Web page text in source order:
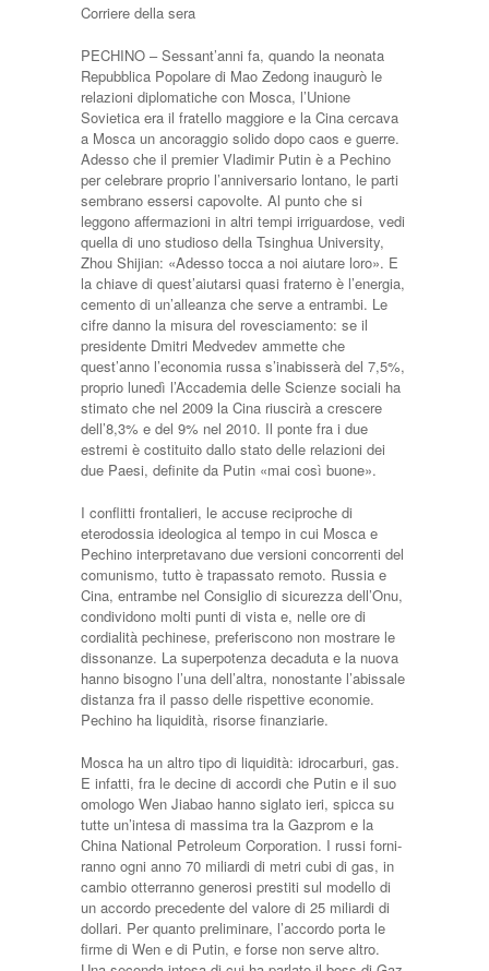
Corriere della sera
PECHINO – Sessant’anni fa, quando la neonata
Repubblica Popolare di Mao Zedong inau­gurò le
relazioni diplomatiche con Mosca, l’Unione
Sovietica era il fratello maggiore e la Ci­na cercava
a Mosca un ancorag­gio solido dopo caos e guerre.
Adesso che il premier Vladimir Putin è a Pechino
per celebrare proprio l’anniversario lontano, le parti
sembrano essersi capo­volte. Al punto che si
leggono affermazioni in altri tempi irri­guardose, vedi
quella di uno studioso della Tsinghua Univer­sity,
Zhou Shijian: «Adesso toc­ca a noi aiutare loro». E
la chia­ve di quest’aiutarsi quasi frater­no è l’energia,
cemento di un’al­leanza che serve a entrambi. Le
cifre danno la misura del rovesciamento: se il
presidente Dmitri Medvedev ammette che
quest’anno l’economia russa s’inabisserà del 7,5%,
proprio lunedì l’Accademia delle Scien­ze sociali ha
stimato che nel 2009 la Cina riuscirà a crescere
dell’8,3% e del 9% nel 2010. Il ponte fra i due
estremi è costi­tuito dallo stato delle relazioni dei
due Paesi, definite da Putin «mai così buone».
I conflitti frontalieri, le accu­se reciproche di
eterodossia ideologica al tempo in cui Mo­sca e
Pechino interpretavano due versioni concorrenti del
co­munismo, tutto è trapassato re­moto. Russia e
Cina, entrambe nel Consiglio di sicurezza del­l’Onu,
condividono molti pun­ti di vista e, nelle ore di
cordiali­tà pechinese, preferiscono non mostrare le
dissonanze. La superpotenza decaduta e la nuova
hanno bisogno l’una dell’altra, nonostante l’abissale
distanza fra il passo delle rispet­tive economie.
Pechino ha li­quidità, risorse finanziarie.
Mo­sca ha un altro tipo di liquidità: idrocarburi, gas.
E infatti, fra le decine di accordi che Putin e il suo
omologo Wen Jiabao han­no siglato ieri, spicca su
tutte un’intesa di massima tra la Gaz­prom e la
China National Petro­leum Corporation. I russi forni­
ranno ogni anno 70 miliardi di metri cubi di gas, in
cambio ot­terranno generosi prestiti sul modello di
un accordo prece­dente del valore di 25 miliardi di
dollari. Per quanto prelimi­nare, l’accordo porta le
firme di Wen e di Putin, e forse non serve altro.